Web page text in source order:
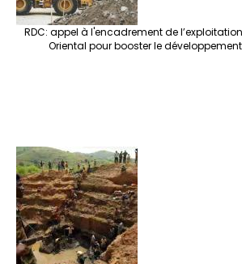
RDC: appel à l'encadrement de
Oriental pour booster le